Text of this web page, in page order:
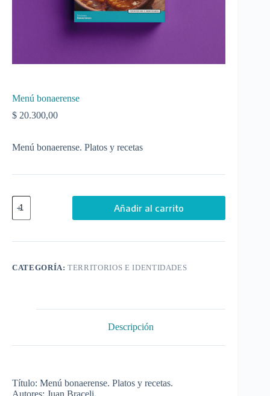
Menú bonaerense
$ 20.300,00
Menú bonaerense. Platos y recetas
Menú
bonaerense
cantidad
Añadir al carrito
CATEGORÍA:TERRITORIOS E IDENTIDADES
Descripción
Título: Menú bonaerense. Platos y recetas.
Autores: Juan Braceli.